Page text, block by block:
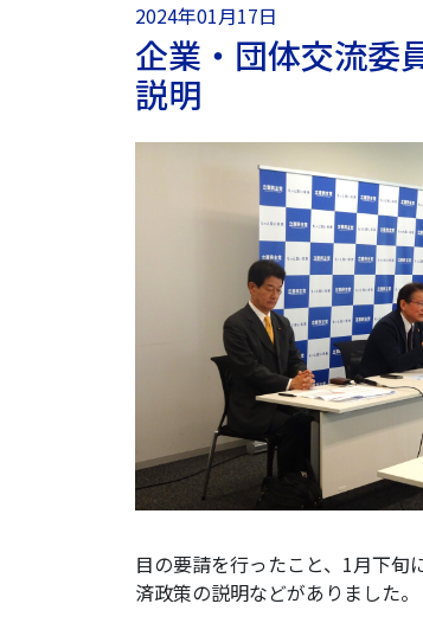
2024年01月17日
企業・団体交流委
説明
目の要請を行ったこと、1月下
済政策の説明などがありました。